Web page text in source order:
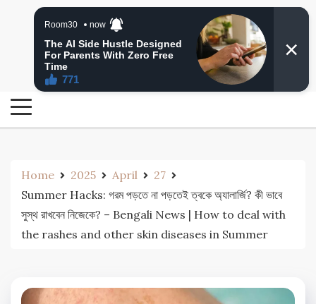
24 Ghanta Bangla News
24 Ghanta Bengali News
Home 2025 April
27
Summer Hacks: গরম পড়তে না পড়তেই ত্বকে অ্যালার্জি? কী ভাবে
সুস্থ রাখবেন নিজেকে? – Bengali News | How to deal with
the rashes and other skin diseases in Summer